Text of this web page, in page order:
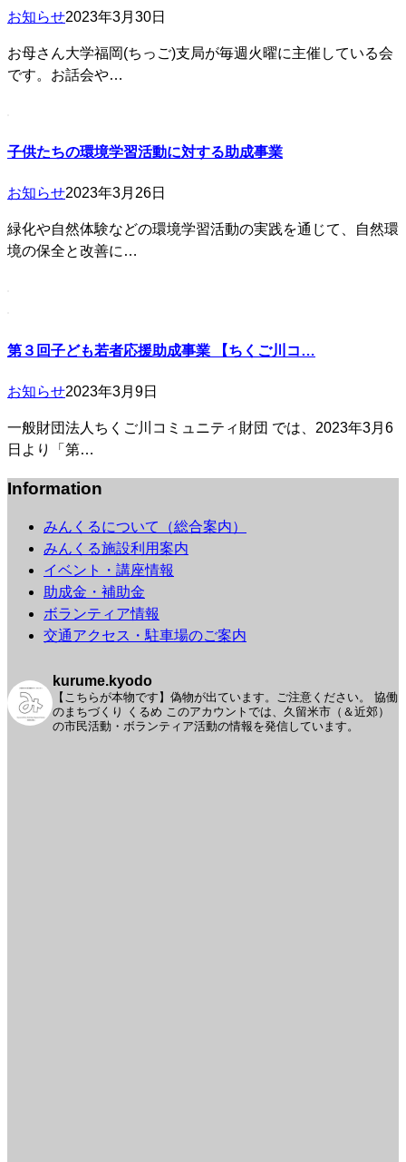
お知らせ2023年3月30日
お母さん大学福岡(ちっご)支局が毎週火曜に主催している会
です。お話会や…
子供たちの環境学習活動に対する助成事業
お知らせ2023年3月26日
緑化や自然体験などの環境学習活動の実践を通じて、自然環
境の保全と改善に…
第３回子ども若者応援助成事業 【ちくご川コ…
お知らせ2023年3月9日
一般財団法人ちくご川コミュニティ財団 では、2023年3月6
日より「第…
Information
みんくるについて（総合案内）
みんくる施設利用案内
イベント・講座情報
助成金・補助金
ボランティア情報
交通アクセス・駐車場のご案内
kurume.kyodo
【こちらが本物です】偽物が出ています。ご注意ください。
協働
のまちづくり くるめ このアカウントでは、久留米市（＆近郊）
の市民活動・ボランティア活動の情報を発信しています。